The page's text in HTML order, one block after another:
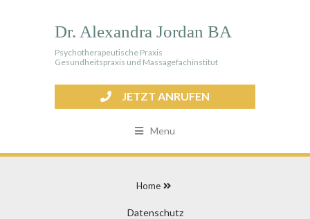
Dr. Alexandra Jordan BA
Psychotherapeutische Praxis
Gesundheitspraxis und Massagefachinstitut
JETZT ANRUFEN
Menu
Home
Datenschutz